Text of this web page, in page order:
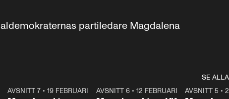
partiledare Magdalena
SE ALLA
24:30
AVSNITT 7• 19 FEBRUARI 27:30
AVSNITT 6 •12 FEBRUARI AVSNITT 5 •